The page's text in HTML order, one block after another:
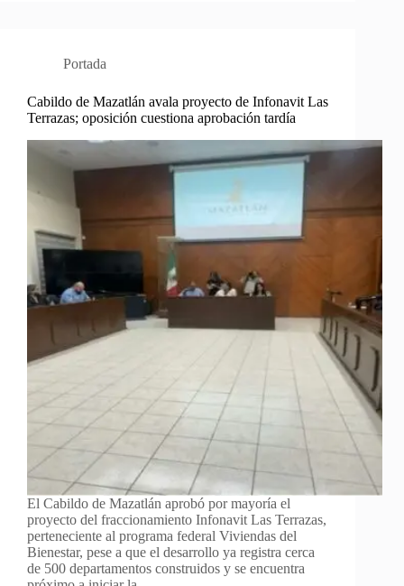
Portada
Cabildo de Mazatlán avala proyecto de Infonavit Las
Terrazas; oposición cuestiona aprobación tardía
El Cabildo de Mazatlán aprobó por mayoría el
proyecto del fraccionamiento Infonavit Las Terrazas,
perteneciente al programa federal Viviendas del
Bienestar, pese a que el desarrollo ya registra cerca
de 500 departamentos construidos y se encuentra